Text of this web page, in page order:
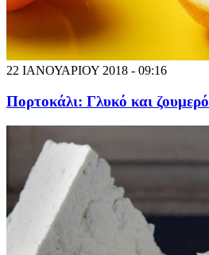
22 ΙΑΝΟΥΑΡΙΟΥ 2018 - 09:16
Πορτοκάλι: Γλυκό και ζουμερό